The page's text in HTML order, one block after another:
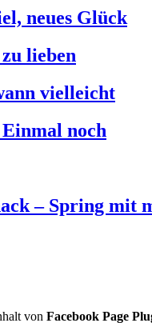
neues Glück
lieben
vielleicht
noch
– Spring mit
von Facebook Page